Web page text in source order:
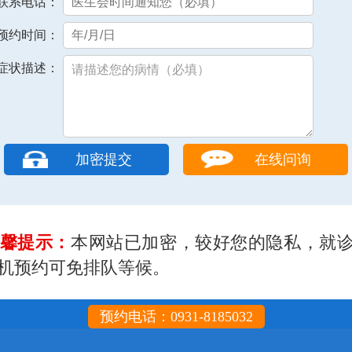
约时间：
状描述：
在线问询
提示： 本网站已加密，较好您的隐私，就
预约可免排队等候。
预约电话：0931-8185032